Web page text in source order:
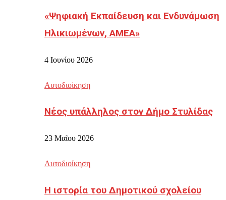
«Ψηφιακή Εκπαίδευση και Ενδυνάμωση
Ηλικιωμένων, ΑΜΕΑ»
4 Ιουνίου 2026
Αυτοδιοίκηση
Νέος υπάλληλος στον Δήμο Στυλίδας
23 Μαΐου 2026
Αυτοδιοίκηση
Η ιστορία του Δημοτικού σχολείου